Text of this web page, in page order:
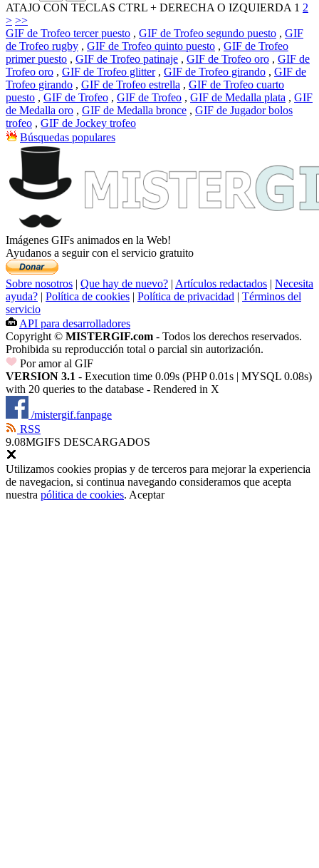
ATAJO CON TECLAS CTRL + DERECHA O IZQUIERDA 1 2
> >>
GIF de Trofeo tercer puesto , GIF de Trofeo segundo puesto , GIF
de Trofeo rugby , GIF de Trofeo quinto puesto , GIF de Trofeo
primer puesto , GIF de Trofeo patinaje , GIF de Trofeo oro , GIF de
Trofeo oro , GIF de Trofeo glitter, GIF de Trofeo girando , GIF de
Trofeo girando , GIF de Trofeo estrella , GIF de Trofeo cuarto
puesto , GIF de Trofeo , GIF de Trofeo , GIF de Medalla plata , GIF
de Medalla oro , GIF de Medalla bronce , GIF de Jugador bolos
trofeo , GIF de Jockey trofeo
Búsquedas populares
Imágenes GIFs animados en la Web!
Ayudanos a seguir con el servicio gratuito
Sobre nosotros | Que hay de nuevo? | Artículos redactados | Necesita
ayuda? | Política de cookies | Política de privacidad | Términos del
servicio
API para desarrolladores
Copyright © MISTERGIF.com - Todos los derechos reservados.
Prohibida su reproducción total o parcial sin autorización.
Por amor al GIF
VERSION 3.1 - Execution time 0.09s (PHP 0.01s | MYSQL 0.08s)
with 20 queries to the database - Rendered in X
/mistergif.fanpage
RSS
9.08MGIFS DESCARGADOS
Utilizamos cookies propias y de terceros para mejorar la experiencia
de navegacion, si continua navegando consideramos que acepta
nuestra pólitica de cookies. Aceptar